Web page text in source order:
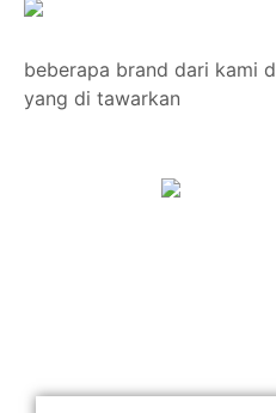
beberapa brand dari kami
yang di tawarkan